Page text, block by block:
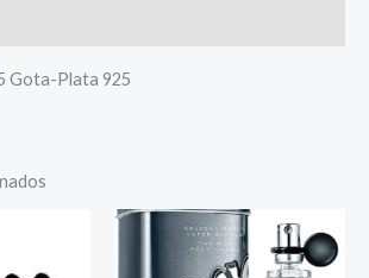
Gota-Plata 925